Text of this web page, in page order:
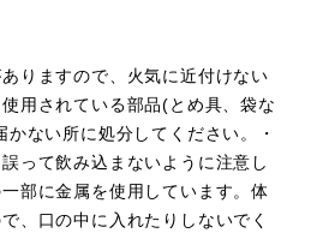
りますので、火気に近付けない
用されている部品(とめ具、袋な
かない所に処分してください。・
って飲み込まないように注意し
部に金属を使用しています。体
、口の中に入れたりしないでく